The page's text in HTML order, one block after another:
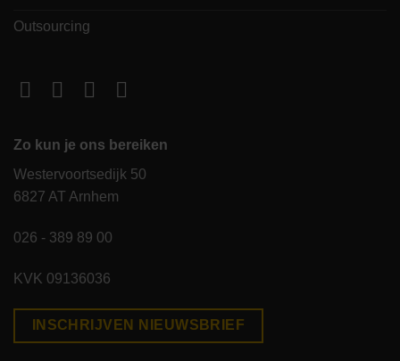
Outsourcing
Zo kun je ons bereiken
Westervoortsedijk 50
6827 AT Arnhem
026 - 389 89 00
KVK 09136036
INSCHRIJVEN NIEUWSBRIEF